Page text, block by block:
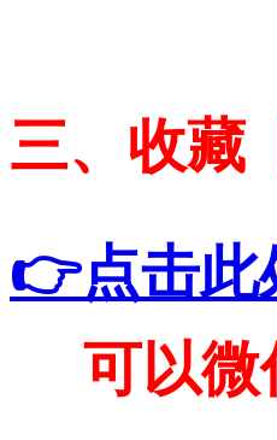
三、收藏
👉点击此
可以微